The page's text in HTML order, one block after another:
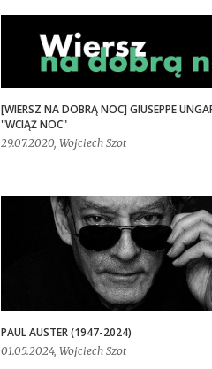
[WIERSZ NA DOBRĄ NOC] GIUSEPPE
"WCIĄŻ NOC"
29.07.2020, Wojciech Szot
PAUL AUSTER (1947-2024)
01.05.2024, Wojciech Szot